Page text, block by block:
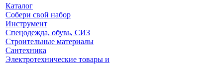
Каталог
Собери свой набор
Инструмент
Спецодежда, обувь, СИЗ
Строительные материалы
Сантехника
Электротехнические товары и